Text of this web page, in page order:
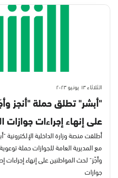
الثلاثاء ١٣ يونيو ٢٠٢٣
"أبشر" تطلق حملة "أنجز
على إنهاء إجراءات جوازات
الإجازة
أطلقت منصة وزارة الداخلية الإلكترونية
مع المديرية العامة للجوازات حملة
وأجّز" لحث المواطنين على إنهاء إجراءات
جوازات